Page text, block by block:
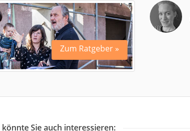
Zum Ratgeber »
könnte Sie auch interessieren: